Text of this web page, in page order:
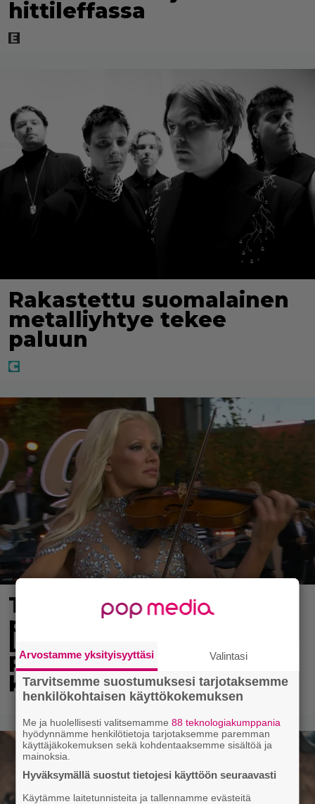
hittileffassa
Rakastettu suomalainen
metalliyhtye tekee
paluun
Tv-ohjelman juontaja
pudotti Linda
Lampeniuksen viulun –
Pete Parkkonen pakeni
kauhuissaan paikalta
Arvostamme yksityisyyttäsi Valintasi
Tarvitsemme suostumuksesi tarjotaksemme
henkilökohtaisen käyttökokemuksen
Me ja huolellisesti valitsemamme88 teknologiakumppania
hyödynnämme henkilötietoja tarjotaksemme paremman
käyttäjäkokemuksen sekä kohdentaaksemme sisältöä ja
mainoksia.
Hyväksymällä suostut tietojesi käyttöön seuraavasti
Käytämme laitetunnisteita ja tallennamme evästeitä